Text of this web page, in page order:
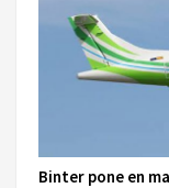
Binter pone en